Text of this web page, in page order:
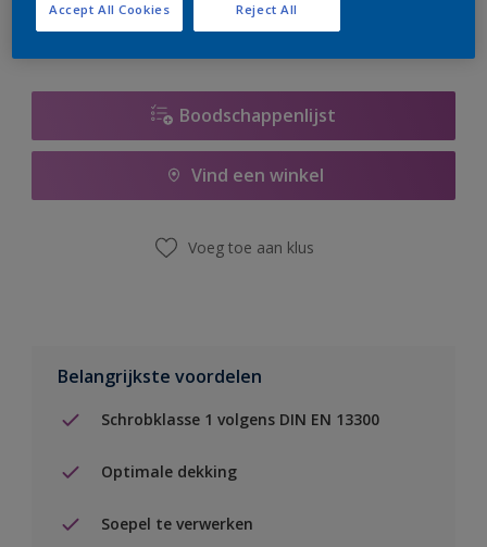
Boodschappenlijst
Vind een winkel
Voeg toe aan klus
Belangrijkste voordelen
Schrobklasse 1 volgens DIN EN 13300
Optimale dekking
Soepel te verwerken
Reject All
Accept All Cookies